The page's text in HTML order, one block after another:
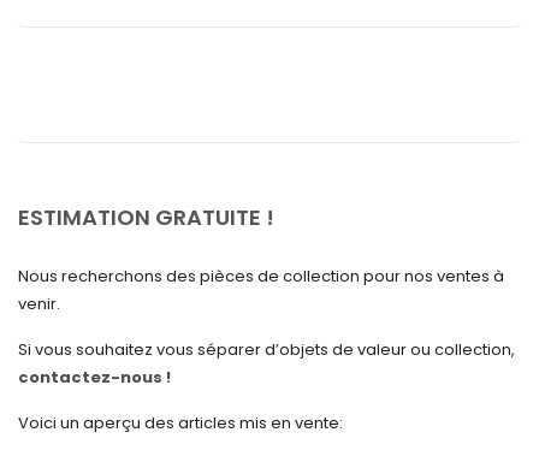
avril 2025
février 2025
décembre 2024
novembre 2024
ESTIMATION GRATUITE !
Nous recherchons des pièces de collection pour nos ventes à
venir.
Si vous souhaitez vous séparer d’objets de valeur ou collection,
contactez-nous !
Voici un aperçu des articles mis en vente: